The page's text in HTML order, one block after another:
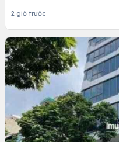
2 giờ trước